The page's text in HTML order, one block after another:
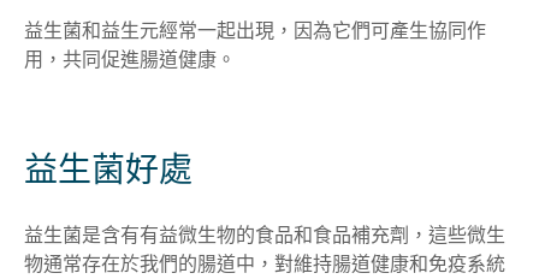
益生菌和益生元經常一起出現，因為它們可產生協同作
用，共同促進腸道健康。
益生菌好處
益生菌是含有有益微生物的食品和食品補充劑，這些微生
物通常存在於我們的腸道中，對維持腸道健康和免疫系統